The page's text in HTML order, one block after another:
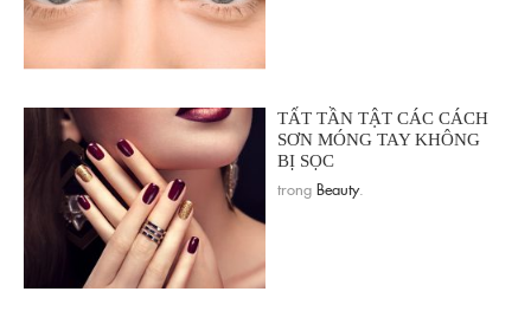
TẤT TẦN TẬT CÁC CÁCH
SƠN MÓNG TAY KHÔNG
BỊ SỌC
trong Beauty.